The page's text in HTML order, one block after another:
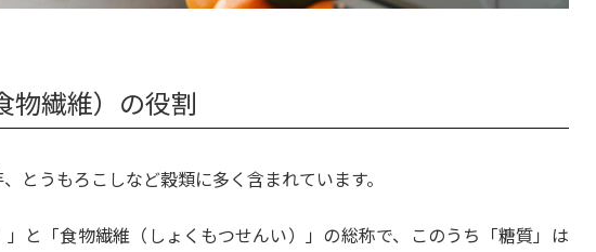
物繊維）の役割
とうもろこしなど穀類に多く含まれています。
と「食物繊維（しょくもつせんい）」の総称で、このうち「糖質」は